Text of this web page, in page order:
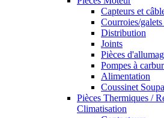
Capteurs et
Courroies/galets
Distribution
Joints
Pièces
Pompes à
Alimentation
Coussinet
Pièces Thermiques /
Climatisation